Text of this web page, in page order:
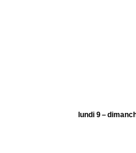
lundi 9 –